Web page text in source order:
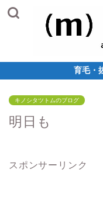
育毛・
キノシタツトムのブログ
明日も
スポンサーリンク